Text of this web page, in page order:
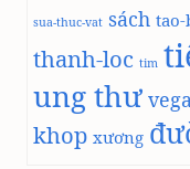
sua-thuc-vat sách tao-
thanh-loc tim
ung thư
khop xương